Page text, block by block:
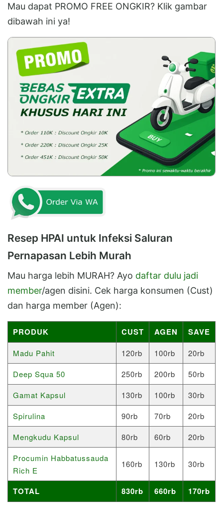
Mau dapat PROMO FREE ONGKIR? Klik gambar
dibawah ini ya!
Resep HPAI untuk Infeksi Saluran
Pernapasan Lebih Murah
Mau harga lebih MURAH? Ayo daftar dulu jadi
member/agen disini. Cek harga konsumen (Cust)
dan harga member (Agen):
PRODUK CUST AGEN SAVE
Madu Pahit 120rb 100rb
20rb
Deep Squa 50
250rb 200rb
50rb
Gamat Kapsul
130rb 100rb
30rb
Spirulina
90rb 70rb
20rb
Mengkudu Kapsul
80rb 60rb
20rb
Procumin Habbatussauda
Rich E
160rb 130rb 30rb
TOTAL 830rb 660rb 170rb